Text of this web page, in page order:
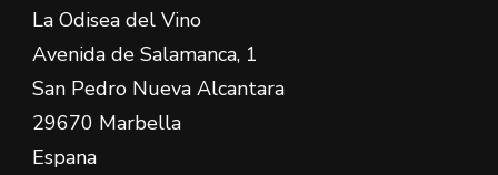
La Odisea del Vino
Avenida de Salamanca, 1
San Pedro Nueva Alcantara
29670 Marbella
Espana